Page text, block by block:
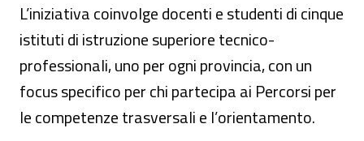
L’iniziativa coinvolge docenti e studenti di cinque
istituti di istruzione superiore tecnico-
professionali, uno per ogni provincia, con un
focus specifico per chi partecipa ai Percorsi per
le competenze trasversali e l’orientamento.